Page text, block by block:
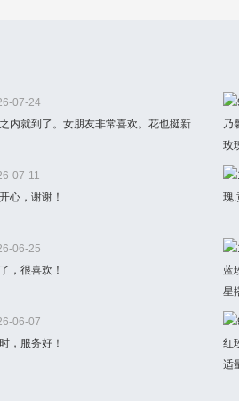
07-24
内就到了。女朋友非常喜欢。花也挺新
07-11
心，谢谢！
06-25
，很喜欢！
06-07
，服务好！